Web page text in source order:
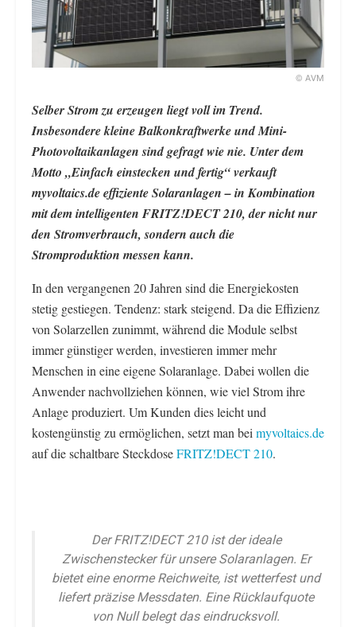
© AVM
Selber Strom zu erzeugen liegt voll im Trend.
Insbesondere kleine Balkonkraftwerke und Mini-
Photovoltaikanlagen sind gefragt wie nie. Unter dem
Motto „Einfach einstecken und fertig“ verkauft
myvoltaics.de effiziente Solaranlagen – in Kombination
mit dem intelligenten FRITZ!DECT 210, der nicht nur
den Stromverbrauch, sondern auch die
Stromproduktion messen kann.
In den vergangenen 20 Jahren sind die Energiekosten
stetig gestiegen. Tendenz: stark steigend. Da die Effizienz
von Solarzellen zunimmt, während die Module selbst
immer günstiger werden, investieren immer mehr
Menschen in eine eigene Solaranlage. Dabei wollen die
Anwender nachvollziehen können, wie viel Strom ihre
Anlage produziert. Um Kunden dies leicht und
kostengünstig zu ermöglichen, setzt man bei myvoltaics.de
auf die schaltbare SteckdoseFRITZ!DECT 210.
Der FRITZ!DECT 210 ist der ideale
Zwischenstecker für unsere Solaranlagen. Er
bietet eine enorme Reichweite, ist wetterfest und
liefert präzise Messdaten. Eine Rücklaufquote
von Null belegt das eindrucksvoll.